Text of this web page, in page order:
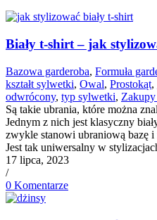
Biały t-shirt – jak
Bazowa garderoba, Formuła
kształt sylwetki, Owal, Prostokąt,
odwrócony, typ sylwetki,
Są takie ubrania, które można
Jednym z nich jest klasyczny
zwykle stanowi ubraniową bazę
Jest tak uniwersalny w
17 lipca, 2023
/
0 Komentarze